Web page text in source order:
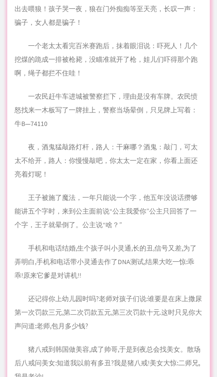
出去喂狼！孩子哭一夜，狼在门外痴痴等至天亮，长叹一声：
骗子，女人都是骗子！
一个老太太看完百米赛跑后，抹着眼泪说：吓死人！几个
挖煤的跪成一排被枪毙，没瞄准就开了枪，娃儿们吓得那个跑
啊，绳子都拦不住哇！
一农民赶牛车进城被警察拦下，理由是没有车牌。农民愤
怒找来一木板写了一牌挂上，警察当场晕倒，只见牌上写着：
牛B—74110
夜， 酒鬼猛敲路灯杆，路人：干麻哪？酒鬼：敲门，可太
太不给开，路人：你慢慢敲吧，你太太一定在家，你看上面还
亮着灯呢！
王子被施了魔法，一年只能说一个字，他五年没说话攒够
能讲五个字时，来到公主面前说“公主我爱你”公主只回答了一
个字，王子就晕倒了。公主说“啥？”
手机和电话结婚,生个孩子叫小灵通,长的丑,信号又差,为了
弄明白,手机和电话带小灵通去作了DNA测试,结果大吃一惊:乖
乖!原来它爹是对讲机!!
还记得你上幼儿园时吗?老师对孩子们说:谁要是在床上撒尿
第一次罚款三元,第二次罚款五元,第三次罚款十元.这时只见你大
声问道:老师,包月多少钱?
猪八戒到韩国做美容,成了帅哥,于是到夜总会找美女。散场
后八戒问美女:知道我以前有多丑?我是猪八戒!美女大惊:二师兄,